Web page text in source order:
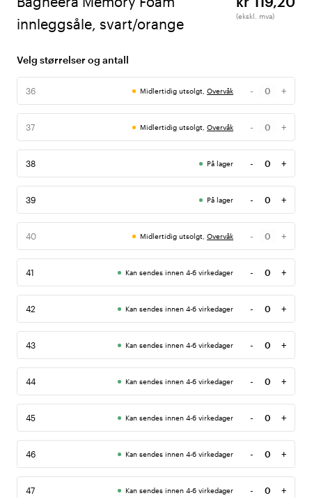
innleggsåle, svart/orange
(ekskl. mva)
Velg størrelser og antall
36 Midlertidig utsolgt, Overvåk -
Antall
+
37 Midlertidig utsolgt, Overvåk -
Antall
+
38 På lager -
Antall
+
39 På lager -
Antall
+
40 Midlertidig utsolgt, Overvåk -
Antall
+
41 Kan sendes innen 4-6 virkedager -
Antall
+
42 Kan sendes innen 4-6 virkedager -
Antall
+
43 Kan sendes innen 4-6 virkedager -
Antall
+
44 Kan sendes innen 4-6 virkedager -
Antall
+
45 Kan sendes innen 4-6 virkedager -
Antall
+
46 Kan sendes innen 4-6 virkedager -
Antall
+
47 Kan sendes innen 4-6 virkedager - +